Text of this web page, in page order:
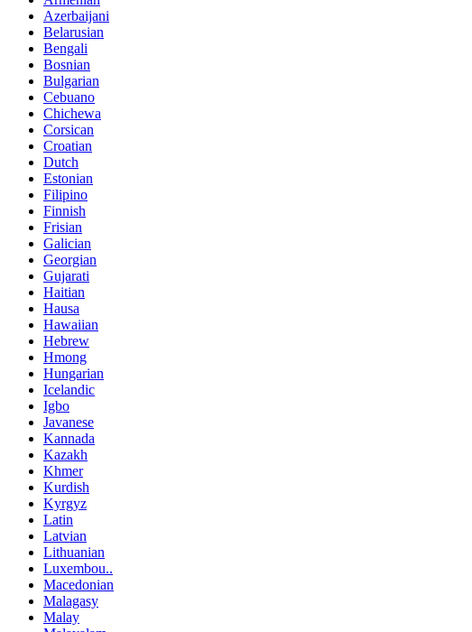
Azerbaijani
Belarusian
Bengali
Bosnian
Bulgarian
Cebuano
Chichewa
Corsican
Croatian
Dutch
Estonian
Filipino
Finnish
Frisian
Galician
Georgian
Gujarati
Haitian
Hausa
Hawaiian
Hebrew
Hmong
Hungarian
Icelandic
Igbo
Javanese
Kannada
Kazakh
Khmer
Kurdish
Kyrgyz
Latin
Latvian
Lithuanian
Luxembou..
Macedonian
Malagasy
Malay